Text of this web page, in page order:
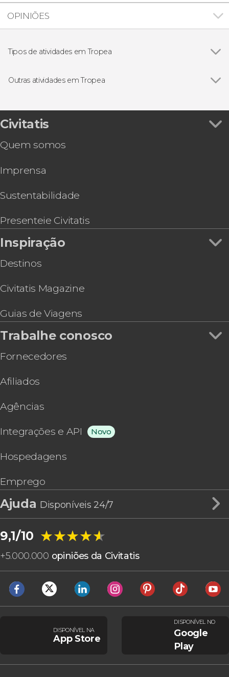
OPINIÕES
Tipos de atividades em Tropea
Passeios de barco
Outras atividades em Tropea
Civitatis
Quem somos
Imprensa
Sustentabilidade
Presenteie Civitatis
Inspiração
Destinos
Civitatis Magazine
Guias de Viagens
Trabalhe conosco
Fornecedores
Afiliados
Agências
Integrações e API Novo
Hospedagens
Emprego
Ajuda Disponíveis 24/7
9,1/10 ★★★★★
★★★★★
+5.000.000 opiniões da Civitatis
DISPONÍVEL NA
App Store
DISPONÍVEL NO
Google
Play